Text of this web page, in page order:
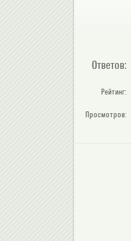
Ответов:
Рейтинг:
Просмотров: